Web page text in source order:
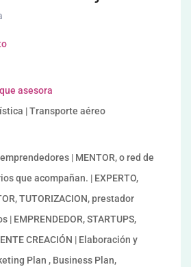
asesora
| Transporte aéreo
| MENTOR, o red de
que acompañan. | EXPERTO,
TUTORIZACION, prestador
| EMPRENDEDOR, STARTUPS,
CREACIÓN | Elaboración y
Plan , Business Plan,